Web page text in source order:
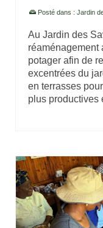
Posté dans : Jardin
Au Jardin des
réaménagement
potager afin de
excentrées du
en terrasses
plus productives